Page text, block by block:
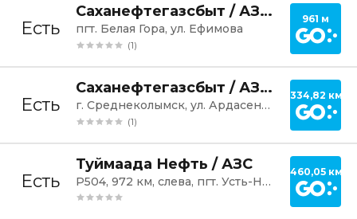
Есть
Саханефтегазсбыт / АЗС Белая Гора
пгт. Белая Гора, ул. Ефимова
(1)
961 м
Есть
Саханефтегазсбыт / АЗС №112
г. Среднеколымск, ул. Ардасенова, 6
(1)
334,82 км
Есть
Туймаада Нефть / АЗС
Р504, 972 км, слева, пгт. Усть-Нера
460,05 км